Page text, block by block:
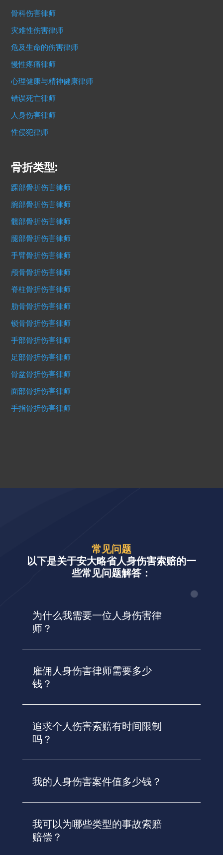
骨科伤害律师
灾难性伤害律师
危及生命的伤害律师
慢性疼痛律师
心理健康与精神健康律师
错误死亡律师
人身伤害律师
性侵犯律师
骨折类型:
踝部骨折伤害律师
腕部骨折伤害律师
髋部骨折伤害律师
腿部骨折伤害律师
手臂骨折伤害律师
颅骨骨折伤害律师
脊柱骨折伤害律师
肋骨骨折伤害律师
锁骨骨折伤害律师
手部骨折伤害律师
足部骨折伤害律师
骨盆骨折伤害律师
面部骨折伤害律师
手指骨折伤害律师
常见问题
以下是关于安大略省人身伤害索赔的一
些常见问题解答：
为什么我需要一位人身伤害律
师？
雇佣人身伤害律师需要多少
钱？
追求个人伤害索赔有时间限制
吗？
我的人身伤害案件值多少钱？
我可以为哪些类型的事故索赔
赔偿？